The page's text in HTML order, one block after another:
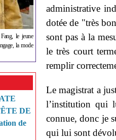
le jeune
la mode
DE
de
administrative
dotée de "très
sont pas à la
le très court
remplir
Le magistrat a
l’institution qui
connue, donc je
qui lui sont